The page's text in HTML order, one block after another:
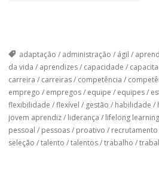
adaptação / administração / ágil /
da vida / aprendizes/ capacidade /
carreira / carreiras/ competência /
emprego / empregos/ equipe / equipes/
flexibilidade /flexível / gestão / habilidade /
jovem aprendiz/ liderança / lifelong learning
pessoal / pessoas/ proativo / recrutamento
seleção /talento /talentos/trabalho /